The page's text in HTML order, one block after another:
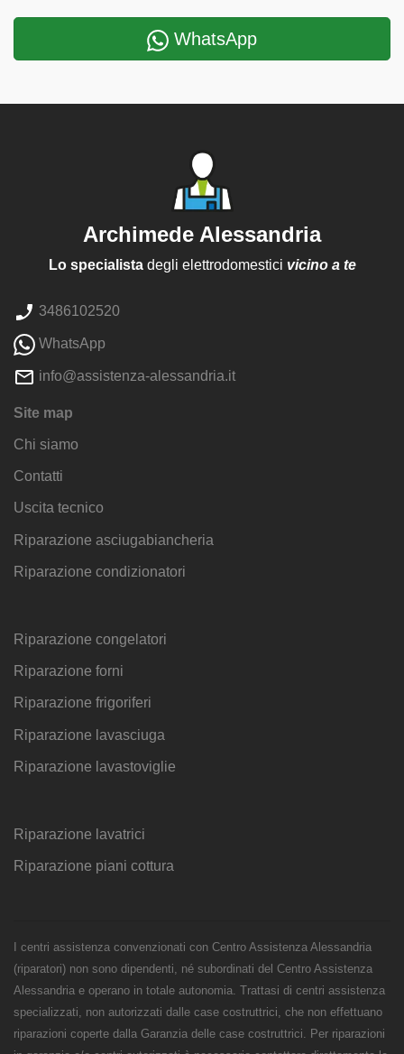
WhatsApp
Archimede Alessandria
Lo specialistadegli elettrodomestici vicino a te
3486102520
WhatsApp
info@assistenza-alessandria.it
Site map
Chi siamo
Contatti
Uscita tecnico
Riparazione asciugabiancheria
Riparazione condizionatori
Riparazione congelatori
Riparazione forni
Riparazione frigoriferi
Riparazione lavasciuga
Riparazione lavastoviglie
Riparazione lavatrici
Riparazione piani cottura
I centri assistenza convenzionati con Centro Assistenza Alessandria
(riparatori) non sono dipendenti, né subordinati del Centro Assistenza
Alessandria e operano in totale autonomia. Trattasi di centri assistenza
specializzati, non autorizzati dalle case costruttrici, che non effettuano
riparazioni coperte dalla Garanzia delle case costruttrici. Per riparazioni